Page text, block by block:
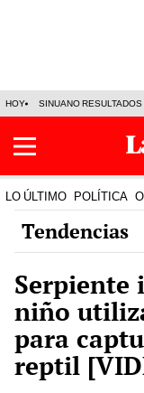
HOY SINUANO RESULTADOS
LO ÚLTIMO POLÍTICA
Tendencias
Serpiente
niño
para
reptil